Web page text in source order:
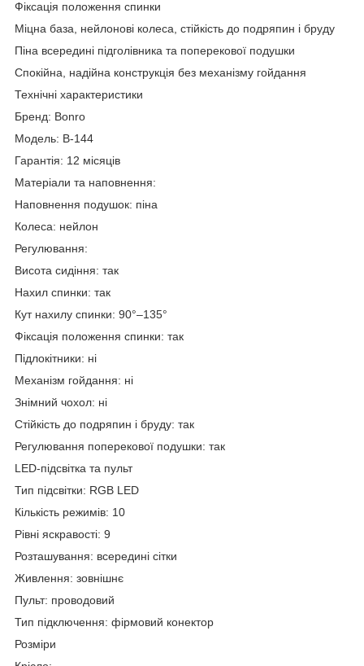
Фіксація положення спинки
Міцна база, нейлонові колеса, стійкість до подряпин і бруду
Піна всередині підголівника та поперекової подушки
Спокійна, надійна конструкція без механізму гойдання
Технічні характеристики
Бренд: Bonro
Модель: B-144
Гарантія: 12 місяців
Матеріали та наповнення:
Наповнення подушок: піна
Колеса: нейлон
Регулювання:
Висота сидіння: так
Нахил спинки: так
Кут нахилу спинки: 90°–135°
Фіксація положення спинки: так
Підлокітники: ні
Механізм гойдання: ні
Знімний чохол: ні
Стійкість до подряпин і бруду: так
Регулювання поперекової подушки: так
LED-підсвітка та пульт
Тип підсвітки: RGB LED
Кількість режимів: 10
Рівні яскравості: 9
Розташування: всередині сітки
Живлення: зовнішнє
Пульт: проводовий
Тип підключення: фірмовий конектор
Розміри